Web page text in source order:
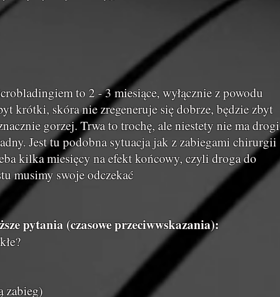
to 2 - 3 miesiące, wyłącznie z powodu
krótki, skóra nie zregeneruje się dobrze, będzie zbyt
gorzej. Trwa to trochę, ale niestety nie ma drogi
Jest tu podobna sytuacja jak z zabiegami chirurgii
kilka miesięcy na efekt końcowy, czyli droga do
musimy swoje odczekać
pytania (czasowe przeciwwskazania):
zabieg)